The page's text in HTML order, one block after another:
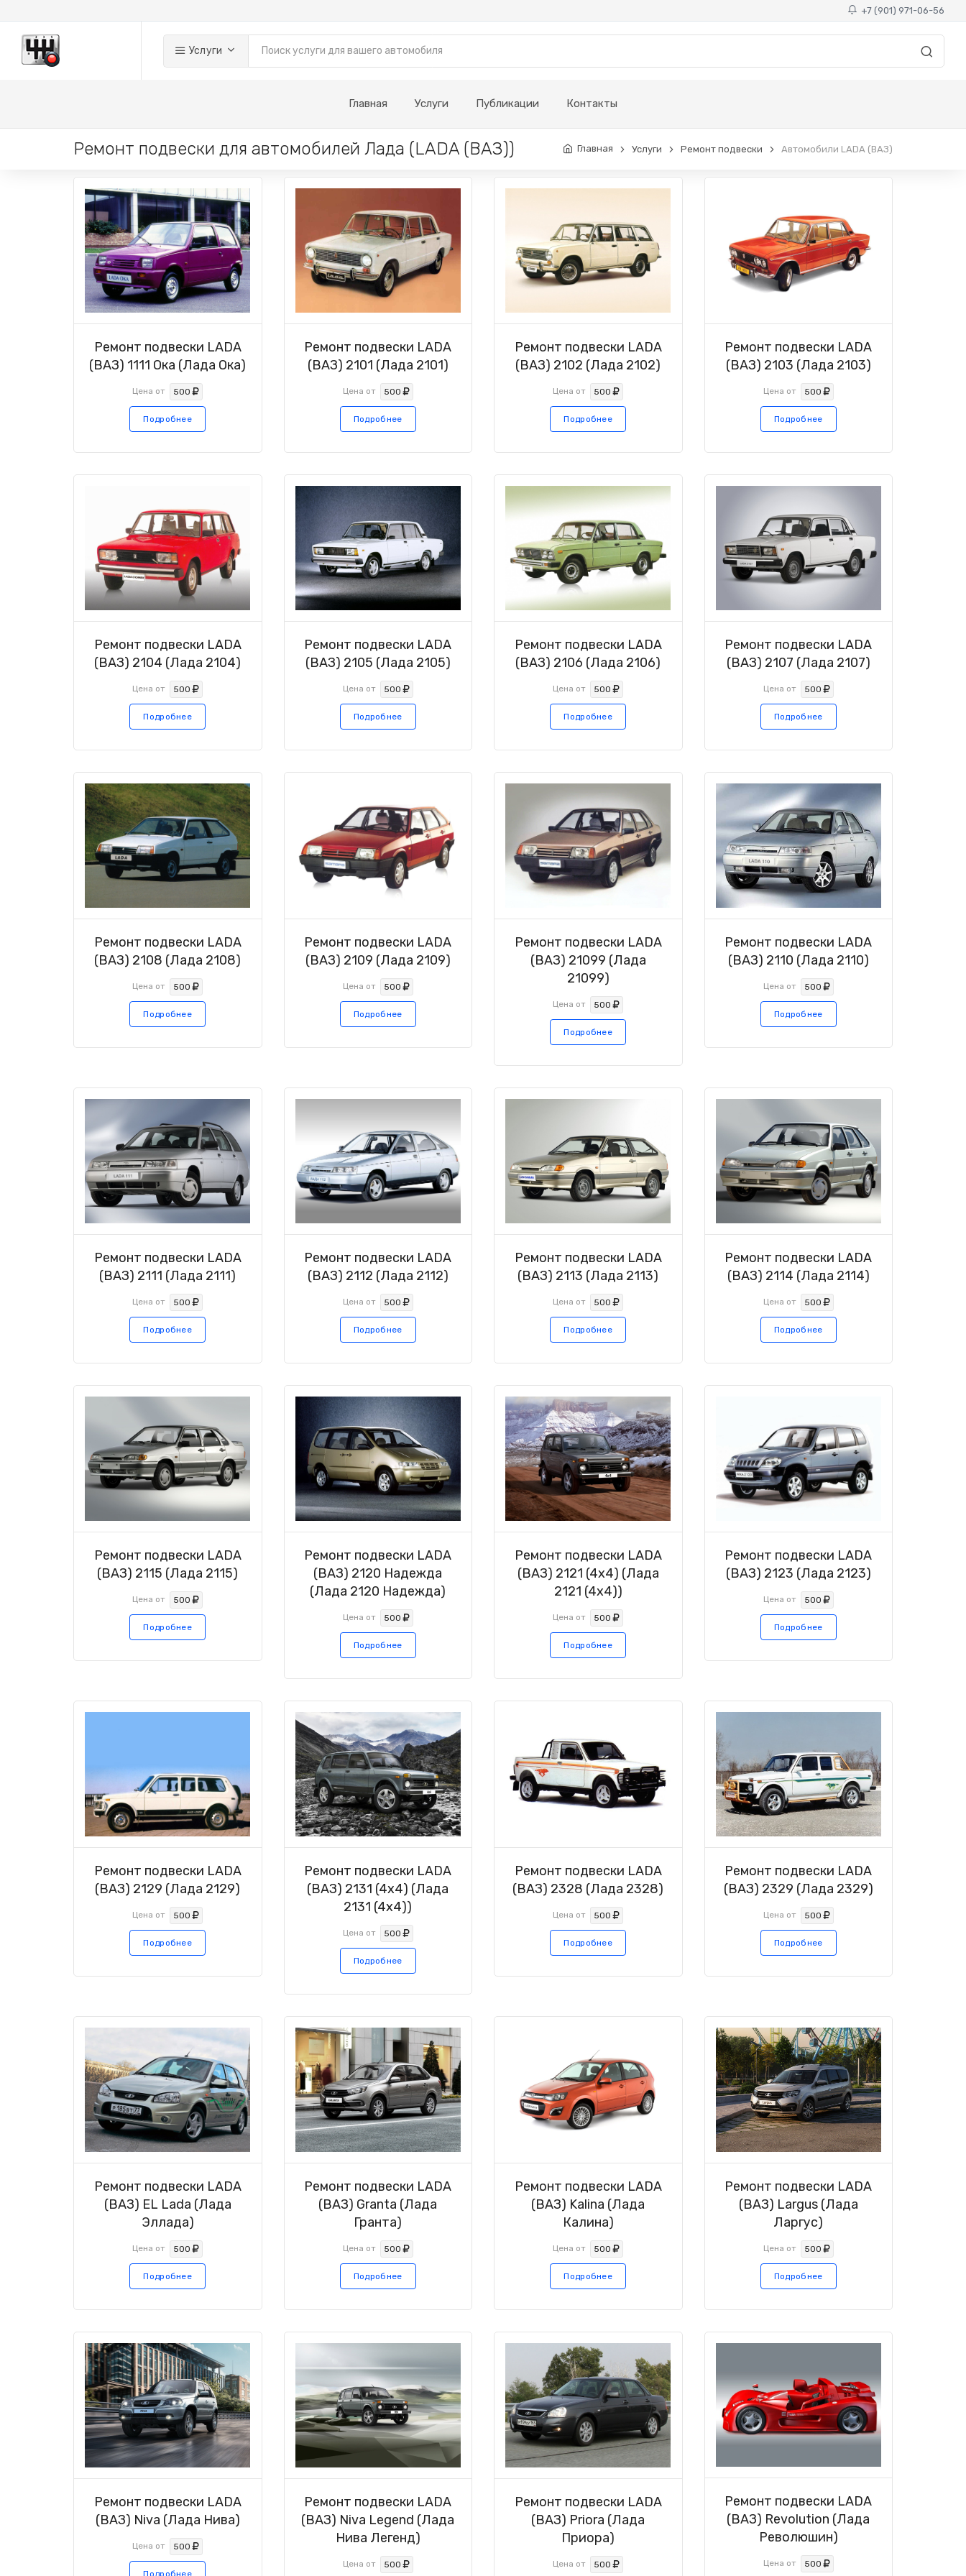
+7 (901) 971-06-56
Услуги
Главная Услуги Публикации Контакты
Ремонт подвески для автомобилей Лада (LADA (ВАЗ)) Главная Услуги Ремонт подвески Автомобили LADA (ВАЗ)
Ремонт подвески LADA
(ВАЗ) 1111 Ока (Лада Ока)
Цена от 500
Подробнее
Ремонт подвески LADA
(ВАЗ) 2101 (Лада 2101)
Цена от 500
Подробнее
Ремонт подвески LADA
(ВАЗ) 2102 (Лада 2102)
Цена от 500
Подробнее
Ремонт подвески LADA
(ВАЗ) 2103 (Лада 2103)
Цена от 500
Подробнее
Ремонт подвески LADA
(ВАЗ) 2104 (Лада 2104)
Цена от 500
Подробнее
Ремонт подвески LADA
(ВАЗ) 2105 (Лада 2105)
Цена от 500
Подробнее
Ремонт подвески LADA
(ВАЗ) 2106 (Лада 2106)
Цена от 500
Подробнее
Ремонт подвески LADA
(ВАЗ) 2107 (Лада 2107)
Цена от 500
Подробнее
Ремонт подвески LADA
(ВАЗ) 2108 (Лада 2108)
Цена от 500
Подробнее
Ремонт подвески LADA
(ВАЗ) 2109 (Лада 2109)
Цена от 500
Подробнее
Ремонт подвески LADA
(ВАЗ) 21099 (Лада
21099)
Цена от 500
Подробнее
Ремонт подвески LADA
(ВАЗ) 2110 (Лада 2110)
Цена от 500
Подробнее
Ремонт подвески LADA
(ВАЗ) 2111 (Лада 2111)
Цена от 500
Подробнее
Ремонт подвески LADA
(ВАЗ) 2112 (Лада 2112)
Цена от 500
Подробнее
Ремонт подвески LADA
(ВАЗ) 2113 (Лада 2113)
Цена от 500
Подробнее
Ремонт подвески LADA
(ВАЗ) 2114 (Лада 2114)
Цена от 500
Подробнее
Ремонт подвески LADA
(ВАЗ) 2115 (Лада 2115)
Цена от 500
Подробнее
Ремонт подвески LADA
(ВАЗ) 2120 Надежда
(Лада 2120 Надежда)
Цена от 500
Подробнее
Ремонт подвески LADA
(ВАЗ) 2121 (4x4) (Лада
2121 (4x4))
Цена от 500
Подробнее
Ремонт подвески LADA
(ВАЗ) 2123 (Лада 2123)
Цена от 500
Подробнее
Ремонт подвески LADA
(ВАЗ) 2129 (Лада 2129)
Цена от 500
Подробнее
Ремонт подвески LADA
(ВАЗ) 2131 (4x4) (Лада
2131 (4x4))
Цена от 500
Подробнее
Ремонт подвески LADA
(ВАЗ) 2328 (Лада 2328)
Цена от 500
Подробнее
Ремонт подвески LADA
(ВАЗ) 2329 (Лада 2329)
Цена от 500
Подробнее
Ремонт подвески LADA
(ВАЗ) EL Lada (Лада
Эллада)
Цена от 500
Подробнее
Ремонт подвески LADA
(ВАЗ) Granta (Лада
Гранта)
Цена от 500
Подробнее
Ремонт подвески LADA
(ВАЗ) Kalina (Лада
Калина)
Цена от 500
Подробнее
Ремонт подвески LADA
(ВАЗ) Largus (Лада
Ларгус)
Цена от 500
Подробнее
Ремонт подвески LADA
(ВАЗ) Niva (Лада Нива)
Цена от 500
Подробнее
Ремонт подвески LADA
(ВАЗ) Niva Legend (Лада
Нива Легенд)
Цена от 500
Ремонт подвески LADA
(ВАЗ) Priora (Лада
Приора)
Цена от 500
Ремонт подвески LADA
(ВАЗ) Revolution (Лада
Революшин)
Цена от 500